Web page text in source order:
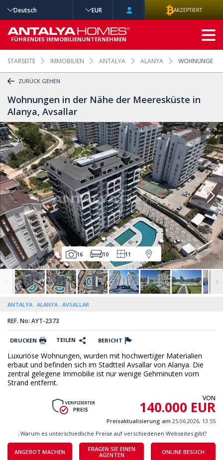
STARSEITE IMMOBILIEN ANTALYA ALANYA WOHNUNGEN
ZURÜCK GEHEN
Wohnungen in der Nähe der Meeresküste in
Alanya, Avsallar
16 10 11
ANTALYA ALANYA AVSALLAR
REF. No: AYT-2373
DRUCKEN TEILEN BERICHT
Luxuriöse Wohnungen, wurden mit hochwertiger Materialien
erbaut und befinden sich im Stadtteil Avsallar von Alanya. Die
zentral gelegene Immobilie ist nur wenige Gehminuten vom
Strand entfernt.
VON
140.000 EUR
Preisaktualisierung am 25.06.2026, 13.55
ANGEBOT MACHEN
FRAGEN SIE EINEN
AGENTEN
ONLINE BESUCH
Warum es unterschiedliche Preise auf verschiedenen Webseites gibt?
Deutsch EUR AKZEPTIERT
FÜHRENDES IMMOBILIENUNTERNEHMEN
ERWEITERTE
SUCHE